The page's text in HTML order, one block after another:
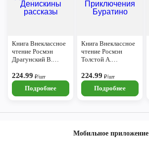
Книга Внеклассное
чтение Росмэн
Драгунский В.
рассказы
224.99 ₽/шт
Подробнее
Книга Внеклассное
чтение Росмэн
Толстой А.
Буратино
224.99 ₽/шт
Подробнее
Мобильное приложение